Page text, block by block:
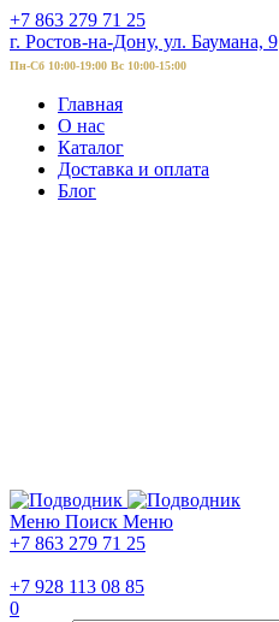
+7 863 279 71 25
г. Ростов-на-Дону, ул. Баумана, 9
Пн-Сб 10:00-19:00 Вс 10:00-15:00
Главная
О нас
Каталог
Доставка и оплата
Блог
Меню Поиск Меню
+7 863 279 71 25
+7 928 113 08 85
0